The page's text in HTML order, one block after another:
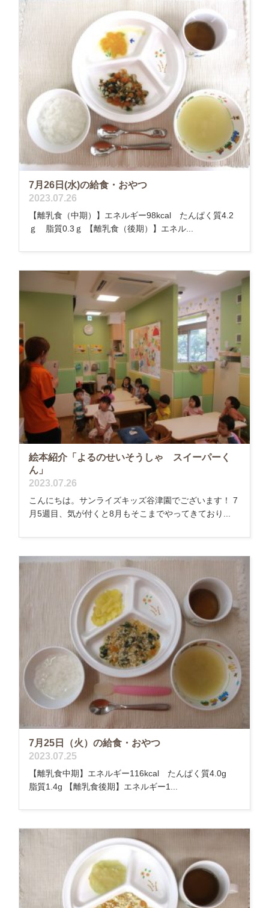
7月26日(水)の給食・おやつ
2023.07.26
【離乳食（中期）】エネルギー98kcal たんぱく質4.2
ｇ 脂質0.3ｇ 【離乳食（後期）】エネル...
絵本紹介「よるのせいそうしゃ スイーパーく
ん」
2023.07.26
こんにちは。サンライズキッズ谷津園でございます！ 7
月5週目、気が付くと8月もそこまでやってきており...
7月25日（火）の給食・おやつ
2023.07.25
【離乳食中期】エネルギー116kcal たんぱく質4.0g
脂質1.4g 【離乳食後期】エネルギー1...